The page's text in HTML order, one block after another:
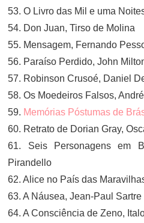
53. O Livro das Mil e uma
54. Don Juan, Tirso de Molina
55. Mensagem, Fernando
56. Paraíso Perdido, John
57. Robinson Crusoé, Daniel
58. Os Moedeiros Falsos,
59. Memórias Póstumas de
60. Retrato de Dorian Gray,
61. Seis Personagens em
Pirandello
62. Alice no País das
63. A Náusea, Jean-Paul Sartre
64. A Consciência de Zeno,